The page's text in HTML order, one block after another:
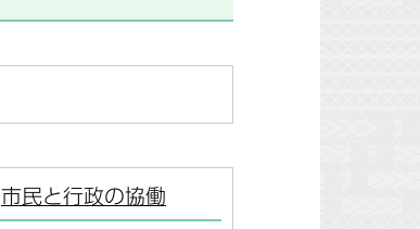
市民と行政の協働